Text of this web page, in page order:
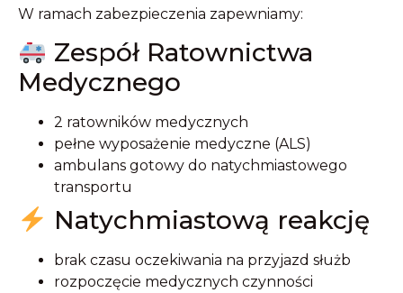
W ramach zabezpieczenia zapewniamy:
Zespół Ratownictwa
Medycznego
2 ratowników medycznych
pełne wyposażenie medyczne (ALS)
ambulans gotowy do natychmiastowego
transportu
Natychmiastową reakcję
brak czasu oczekiwania na przyjazd służb
rozpoczęcie medycznych czynności